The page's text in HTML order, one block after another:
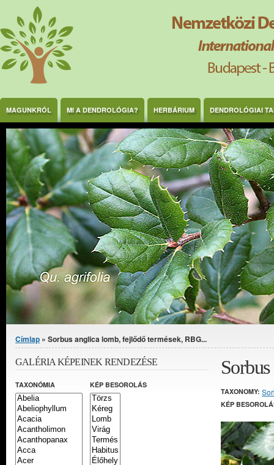
Ugrás a tartalomra
MAGUNKRÓL MI A DENDROLÓGIA? HERBÁRIUM DENDROLÓGIAI
Jelenlegi hely
Címlap » Sorbus anglica lomb, fejlődő termések, RBG...
TAXONOMY:
KÉP
GALÉRIA KÉPEINEK RENDEZÉSE
TAXONÓMIA KÉP BESOROLÁS